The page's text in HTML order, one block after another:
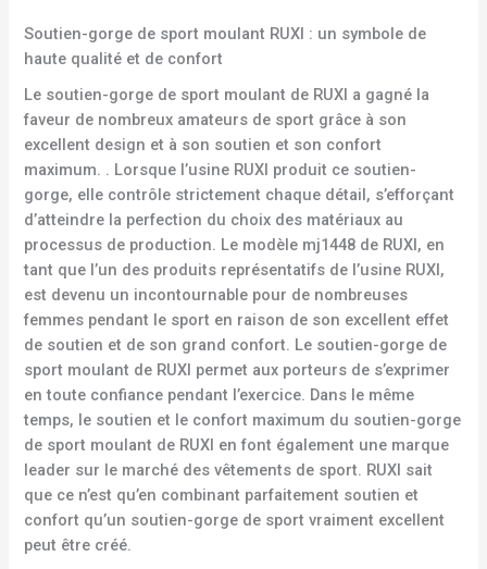
Soutien-gorge de sport moulant RUXI : un symbole de
haute qualité et de confort
Le soutien-gorge de sport moulant de RUXI a gagné la
faveur de nombreux amateurs de sport grâce à son
excellent design et à son soutien et son confort
maximum. . Lorsque l’usine RUXI produit ce soutien-
gorge, elle contrôle strictement chaque détail, s’efforçant
d’atteindre la perfection du choix des matériaux au
processus de production. Le modèle mj1448 de RUXI, en
tant que l’un des produits représentatifs de l’usine RUXI,
est devenu un incontournable pour de nombreuses
femmes pendant le sport en raison de son excellent effet
de soutien et de son grand confort. Le soutien-gorge de
sport moulant de RUXI permet aux porteurs de s’exprimer
en toute confiance pendant l’exercice. Dans le même
temps, le soutien et le confort maximum du soutien-gorge
de sport moulant de RUXI en font également une marque
leader sur le marché des vêtements de sport. RUXI sait
que ce n’est qu’en combinant parfaitement soutien et
confort qu’un soutien-gorge de sport vraiment excellent
peut être créé.